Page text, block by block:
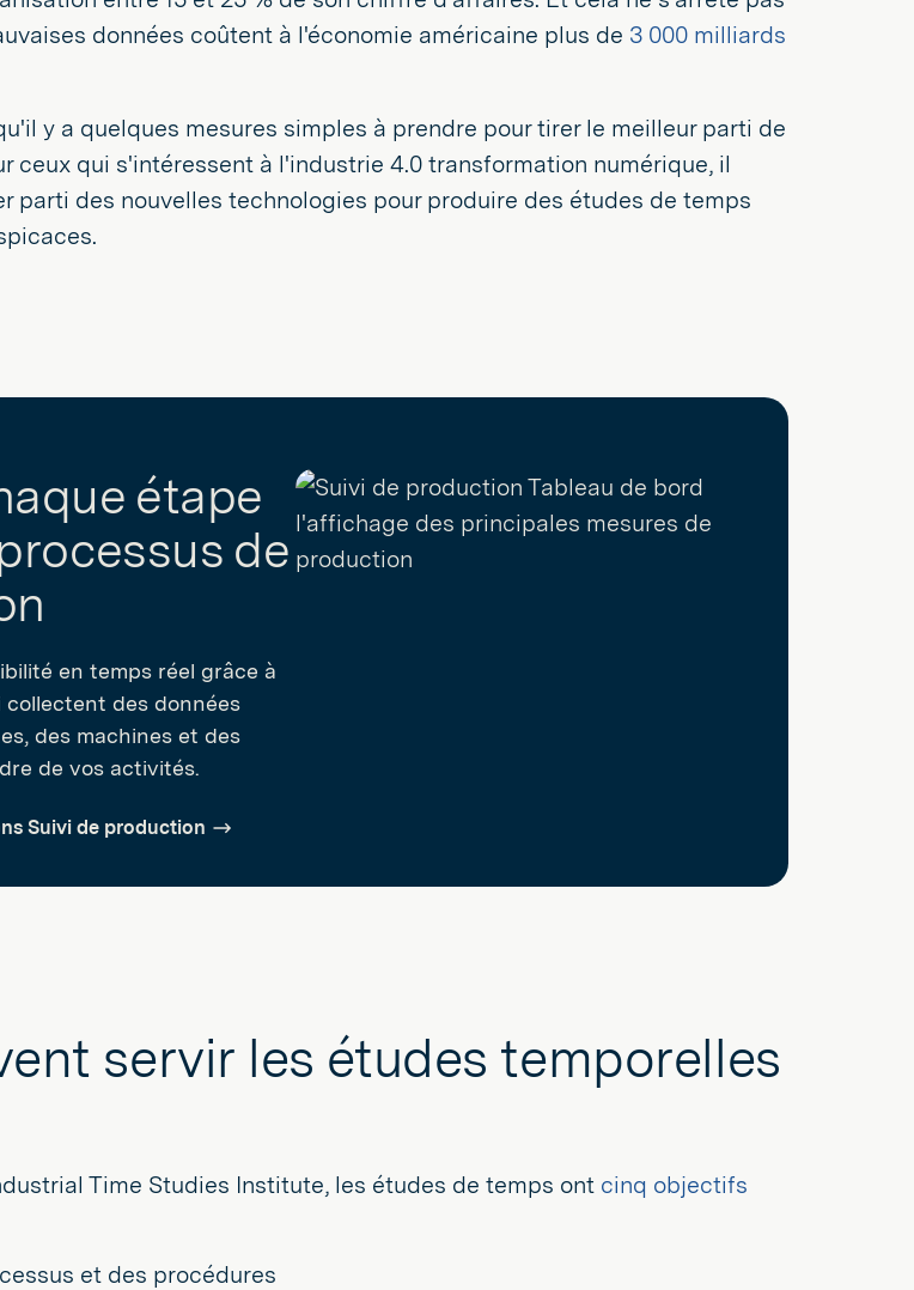
données coûtent à l'économie américaine plus de 3 000 milliards
y a quelques mesures simples à prendre pour tirer le meilleur parti de
ceux qui s'intéressent à l'industrie 4.0 transformation numérique, il
parti des nouvelles technologies pour produire des études de temps
étape
de
en temps réel grâce à
des données
des machines et des
de vos activités.
Suivi de production
servir les études temporelles
Time Studies Institute, les études de temps ont cinq objectifs
et des procédures